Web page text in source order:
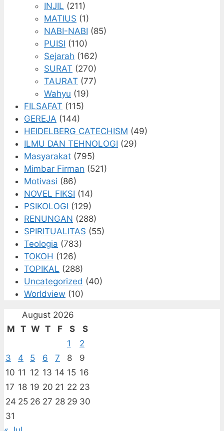
INJIL (211)
MATIUS (1)
NABI-NABI (85)
PUISI (110)
Sejarah (162)
SURAT (270)
TAURAT (77)
Wahyu (19)
FILSAFAT (115)
GEREJA (144)
HEIDELBERG CATECHISM (49)
ILMU DAN TEHNOLOGI (29)
Masyarakat (795)
Mimbar Firman (521)
Motivasi (86)
NOVEL FIKSI (14)
PSIKOLOGI (129)
RENUNGAN (288)
SPIRITUALITAS (55)
Teologia (783)
TOKOH (126)
TOPIKAL (288)
Uncategorized (40)
Worldview (10)
August 2026
M T W T F S
S
1
2
3
4 5 6 7 8
9
10 11 12 13 14 15 16
17 18 19 20 21 22 23
24 25 26 27 28 29 30
31